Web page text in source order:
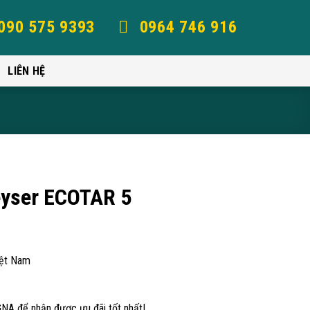
575 9393 0964 746 916
LIÊN HỆ
ECOTAR 5
Nam